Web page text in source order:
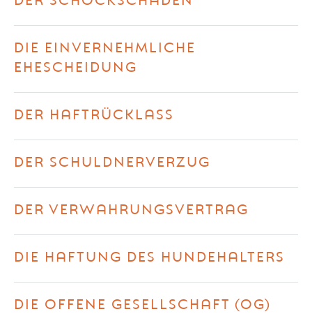
DIE EINVERNEHMLICHE
EHESCHEIDUNG
DER HAFTRÜCKLASS
DER SCHULDNERVERZUG
DER VERWAHRUNGSVERTRAG
DIE HAFTUNG DES HUNDEHALTERS
DIE OFFENE GESELLSCHAFT (OG)